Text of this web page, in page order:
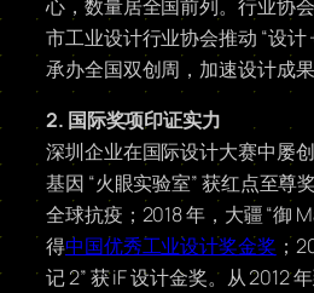
心，数量居全国前列。行业协
市工业设计行业协会推动 “设计
承办全国双创周，加速设计成果
2. 国际奖项印证实力
深圳企业在国际设计大赛中屡
基因 “火眼实验室” 获红点至尊
全球抗疫；2018 年，大疆 “御
得中国优秀工业设计奖金奖 ；
记 2” 获 iF 设计金奖。从 2012